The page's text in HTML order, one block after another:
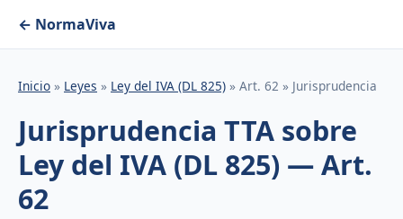
← NormaViva
Inicio » Leyes » Ley del IVA (DL 825) » Art. 62 » Jurisprudencia
Jurisprudencia TTA sobre
Ley del IVA (DL 825) — Art.
62